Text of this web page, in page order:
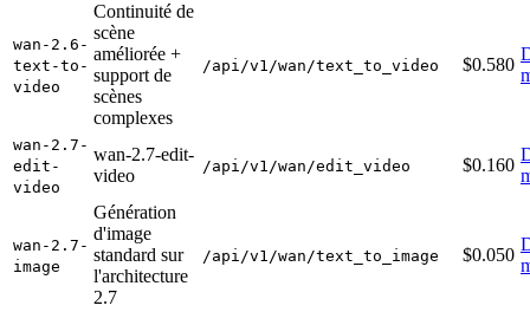
wan-2.6-
text-to-
video
Continuité de
scène
améliorée +
support de
scènes
complexes
/api/v1/wan/text_to_video $0.580
wan-2.7-
edit-
video
wan-2.7-edit-
video
/api/v1/wan/edit_video $0.160
wan-2.7-
image
Génération
d'image
standard sur
l'architecture
2.7
/api/v1/wan/text_to_image $0.050